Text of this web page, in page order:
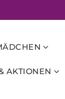
AKTIONEN